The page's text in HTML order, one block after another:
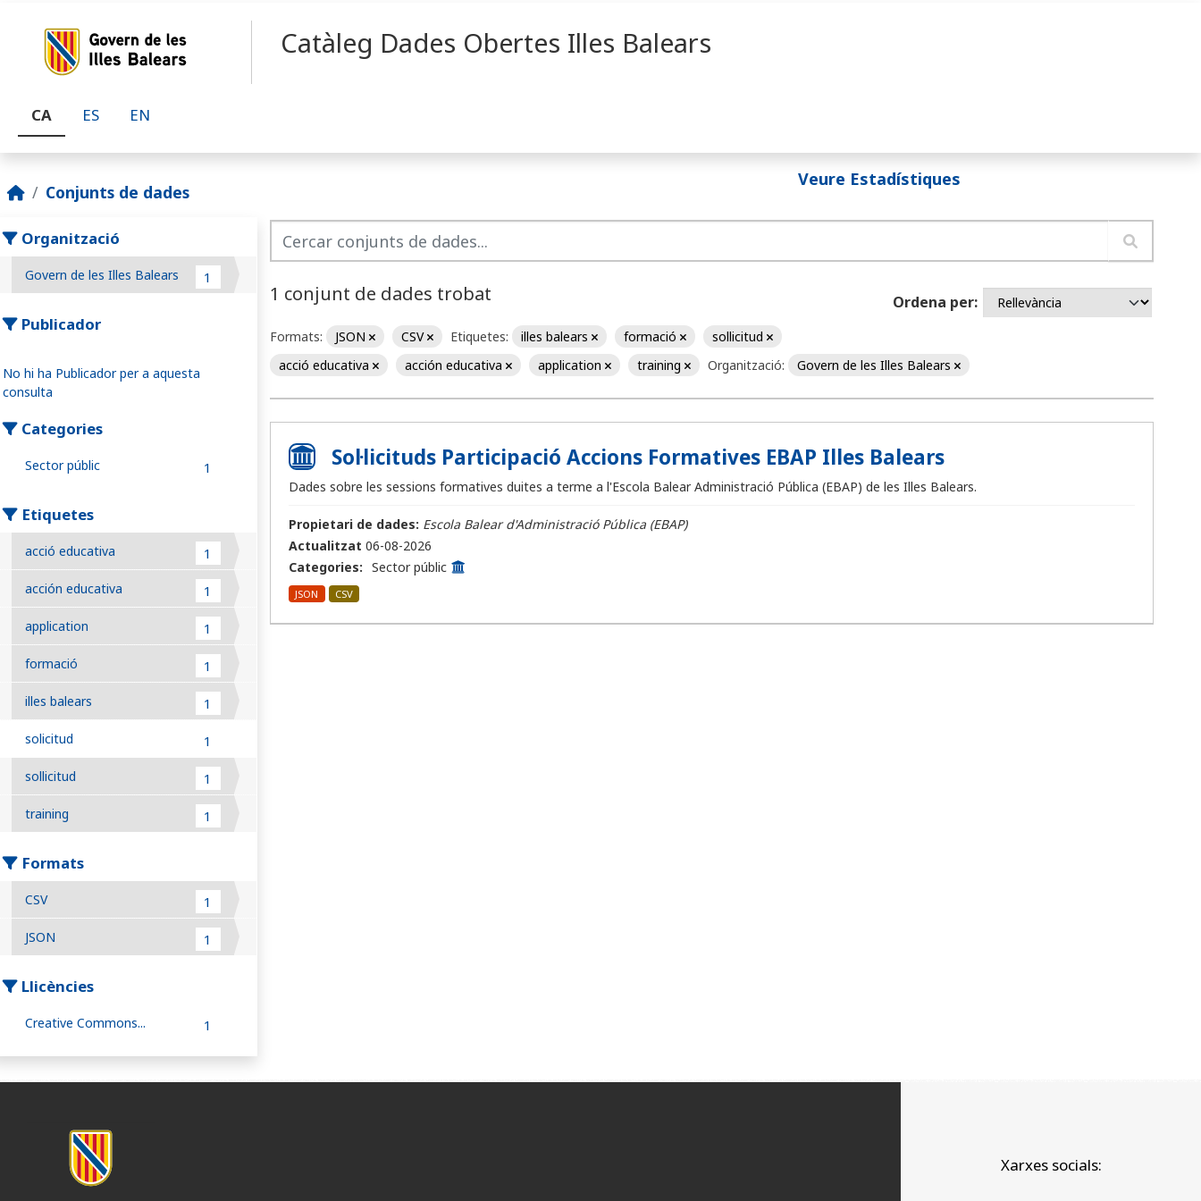
Catàleg Dades Obertes Illes Balears
CA ES EN
Veure Estadístiques
Conjunts de dades
Organització
Govern de les Illes Balears 1
Publicador
No hi ha Publicador per a aquesta
consulta
Categories
Sector públic 1
Etiquetes
acció educativa 1
acción educativa 1
application 1
formació 1
illes balears 1
solicitud 1
sollicitud 1
training 1
Formats
CSV 1
JSON 1
Llicències
Creative Commons... 1
Ordena per
1 conjunt de dades trobat
Formats: JSON CSV Etiquetes: illes balears formació
sollicitud
acció educativa
acción educativa application training Organització: Govern de les Illes Balears
Sol·licituds Participació Accions Formatives EBAP Illes Balears
Dades sobre les sessions formatives duites a terme a l'Escola Balear Administració Pública (EBAP) de les Illes Balears.
Propietari de dades: Escola Balear d'Administració Pública (EBAP)
Actualitzat 06-08-2026
Categories: Sector públic
JSON CSV
Xarxes socials: